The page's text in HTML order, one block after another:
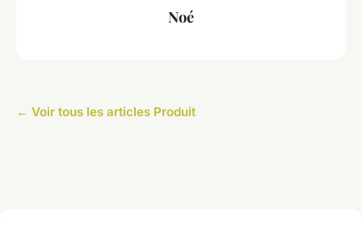
Noé
← Voir tous les articles Produit